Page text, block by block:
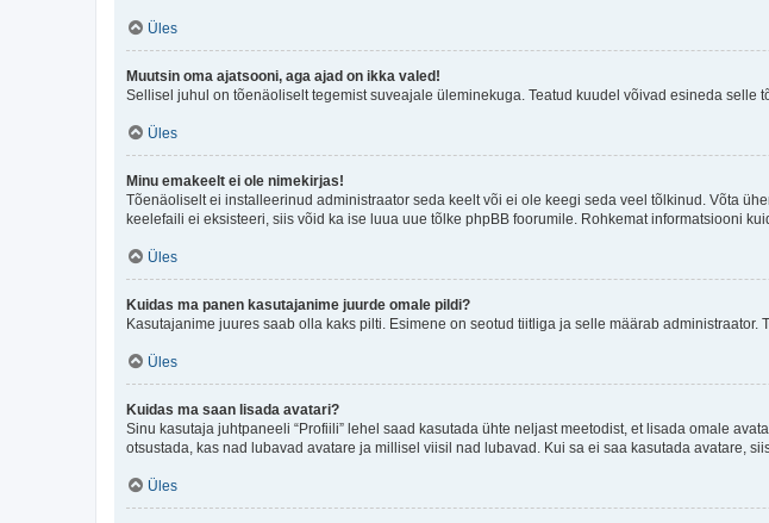
Üles
Muutsin oma ajatsooni, aga ajad on ikka valed!
Sellisel juhul on tõenäoliselt tegemist suveajale üleminekuga. Teatud kuudel võivad esineda selle
Üles
Minu emakeelt ei ole nimekirjas!
Tõenäoliselt ei installeerinud administraator seda keelt või ei ole keegi seda veel tõlkinud. Võta
keelefaili ei eksisteeri, siis võid ka ise luua uue tõlke phpBB foorumile. Rohkemat informatsiooni
Üles
Kuidas ma panen kasutajanime juurde omale pildi?
Kasutajanime juures saab olla kaks pilti. Esimene on seotud tiitliga ja selle määrab administraator.
Üles
Kuidas ma saan lisada avatari?
Sinu kasutaja juhtpaneeli “Profiili” lehel saad kasutada ühte neljast meetodist, et lisada omale
otsustada, kas nad lubavad avatare ja millisel viisil nad lubavad. Kui sa ei saa kasutada avatare,
Üles